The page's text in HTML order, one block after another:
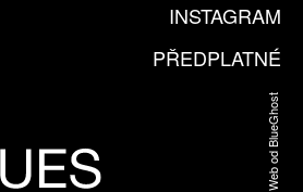
INSTAGRAM
PŘEDPLATNÉ
Web od BlueGhost